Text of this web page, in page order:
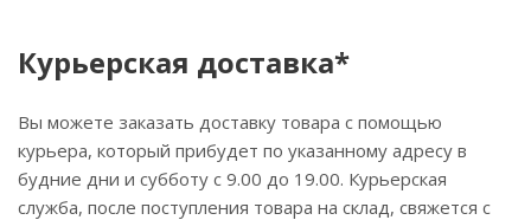
Курьерская доставка*
Вы можете заказать доставку товара с помощью
курьера, который прибудет по указанному адресу в
будние дни и субботу с 9.00 до 19.00. Курьерская
служба, после поступления товара на склад, свяжется с